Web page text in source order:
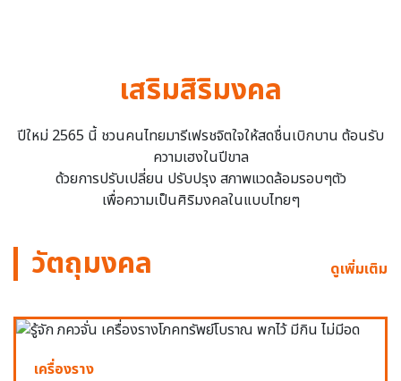
เสริมสิริมงคล
ปีใหม่ 2565 นี้ ชวนคนไทยมารีเฟรชจิตใจให้สดชื่นเบิกบาน ต้อนรับ
ความเฮงในปีขาล
ด้วยการปรับเปลี่ยน ปรับปรุง สภาพแวดล้อมรอบๆตัว
เพื่อความเป็นศิริมงคลในแบบไทยๆ
วัตถุมงคล ดูเพิ่มเติม
เครื่องราง